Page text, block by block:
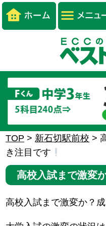
TOP > 新石切駅前校 >
き注目です
高校入試まで激変
高校入試まで激変か？